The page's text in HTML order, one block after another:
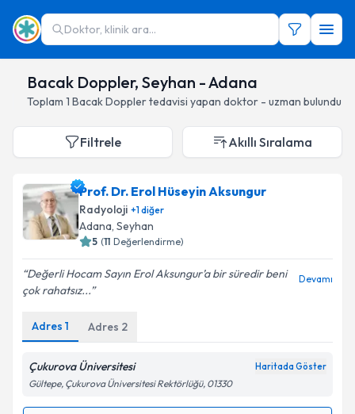
Doktor, klinik ara...
Bacak Doppler, Seyhan - Adana
Toplam 1 Bacak Dopplertedavisi yapan doktor - uzman bulundu
Filtrele Akıllı Sıralama
Prof. Dr. Erol Hüseyin Aksungur
Radyoloji +1diğer
Adana, Seyhan
5 (11 Değerlendirme)
Değerli Hocam Sayın Erol Aksungur’a bir süredir beni
çok rahatsız...
Devamı
Adres 1 Adres 2
Çukurova Üniversitesi Haritada Göster
Gültepe, Çukurova Üniversitesi Rektörlüğü, 01330